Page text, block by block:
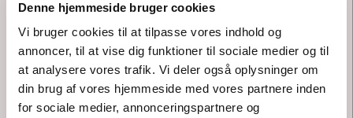
Denne hjemmeside bruger cookies
Vi bruger cookies til at tilpasse vores indhold og
annoncer, til at vise dig funktioner til sociale medier og til
at analysere vores trafik. Vi deler også oplysninger om
din brug af vores hjemmeside med vores partnere inden
for sociale medier, annonceringspartnere og
Hvis du har spørgsmål til oprettelsen af dit testamente, kan
du altid ringe eller skrive til Dokument 24. Dokument 24
hjælper dig, og al testamentarisk rådgivning er gratis.